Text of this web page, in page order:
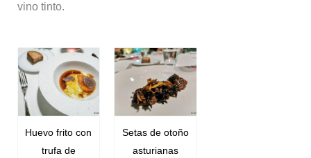
vino tinto.
Huevo frito con
trufa de
Setas de otoño
asturianas